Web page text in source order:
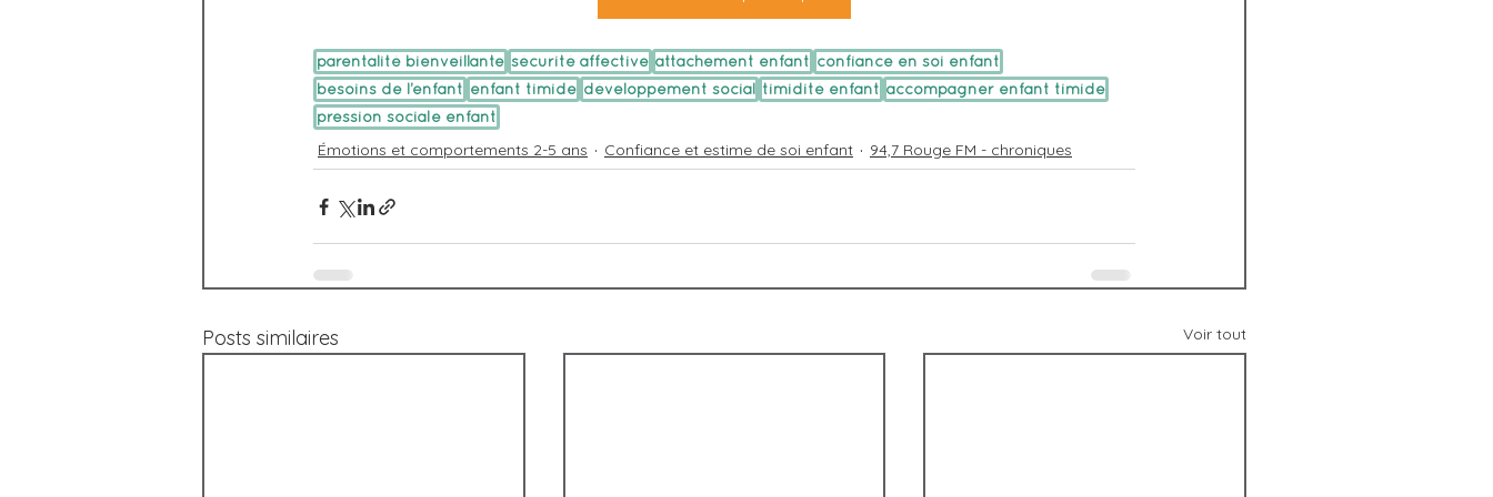
parentalité bienveillante sécurité affective attachement enfant confiance en soi enfant
besoins de l’enfant enfant timide développement social timidité enfant accompagner enfant timide
pression sociale enfant
Émotions et comportements 2-5 ans Confiance et estime de soi enfant 94,7 Rouge FM - chroniques
Posts similaires Voir tout